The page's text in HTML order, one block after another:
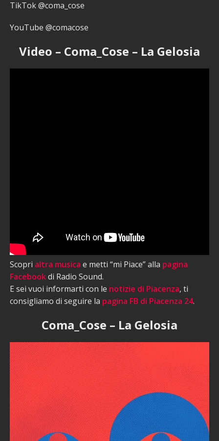
TikTok @coma_cose
YouTube @comacose
Video – Coma_Cose – La Gelosia
Scopri altra musica e metti “mi Piace” alla pagina
Facebookdi Radio Sound.
E sei vuoi informarti con le notizie di Piacenza, ti
consigliamo di seguire la pagina FB di Piacenza 24.
Coma_Cose – La Gelosia